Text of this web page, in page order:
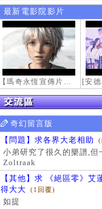
最新電影院影片
【瑪奇永恆宣傳片】最初的感動
奇幻留言版
【問題】求各界大老相助 (
小弟研究了很久的樂譜,
Zoltraak
【其他】求 《絕區零》
得大大
(1回覆)
如提